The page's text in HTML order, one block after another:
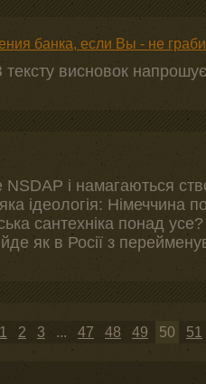
банка, если Вы - не
тексту висновок
і намагаються
ідеологія: Німеччина
сантехніка понад
як в Росії з
1 2 3 ... 47 48 49 50 51